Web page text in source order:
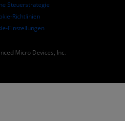
Steuerstrategie
Richtlinien
Einstellungen
Micro Devices, Inc.